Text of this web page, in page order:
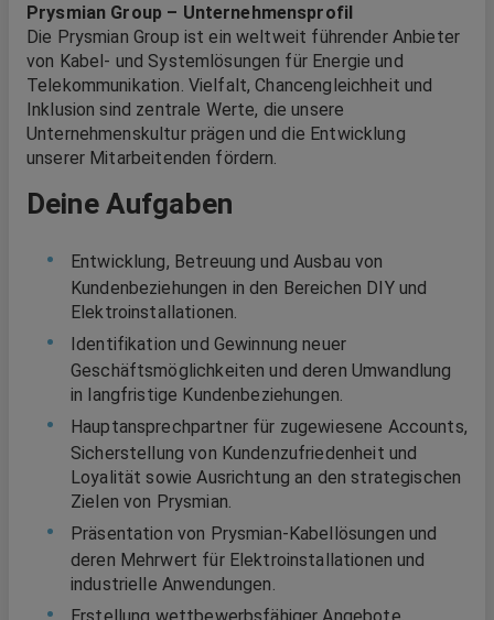
Prysmian Group – Unternehmensprofil
Die Prysmian Group ist ein weltweit führender Anbieter
von Kabel- und Systemlösungen für Energie und
Telekommunikation. Vielfalt, Chancengleichheit und
Inklusion sind zentrale Werte, die unsere
Unternehmenskultur prägen und die Entwicklung
unserer Mitarbeitenden fördern.
Deine Aufgaben
Entwicklung, Betreuung und Ausbau von
Kundenbeziehungen in den Bereichen DIY und
Elektroinstallationen.
Identifikation und Gewinnung neuer
Geschäftsmöglichkeiten und deren Umwandlung
in langfristige Kundenbeziehungen.
Hauptansprechpartner für zugewiesene Accounts,
Sicherstellung von Kundenzufriedenheit und
Loyalität sowie Ausrichtung an den strategischen
Zielen von Prysmian.
Präsentation von Prysmian-Kabellösungen und
deren Mehrwert für Elektroinstallationen und
industrielle Anwendungen.